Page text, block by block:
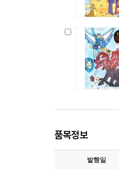
품목정보
발행일